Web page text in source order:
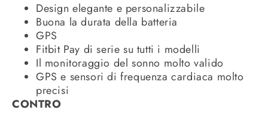
Design elegante e personalizzabile
Buona la durata della batteria
GPS
Fitbit Pay di serie su tutti i modelli
Il monitoraggio del sonno molto valido
GPS e sensori di frequenza cardiaca molto
precisi
CONTRO